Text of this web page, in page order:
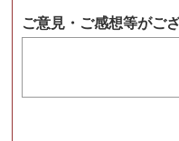
ご意見・ご感想等がご